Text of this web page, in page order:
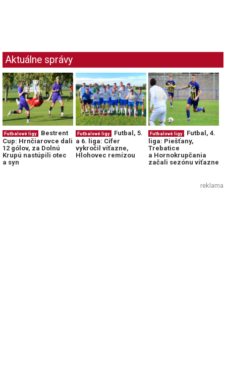
Aktuálne správy
Futbalové ligy
Bestrent
Cup: Hrnčiarovce dali
12 gólov, za Dolnú
Krupú nastúpili otec
a syn
Futbalové ligy
Futbal, 5.
a 6. liga: Cífer
vykročil víťazne,
Hlohovec remízou
Futbalové ligy
Futbal, 4.
liga: Piešťany,
Trebatice
a Hornokrupčania
začali sezónu víťazne
reklama